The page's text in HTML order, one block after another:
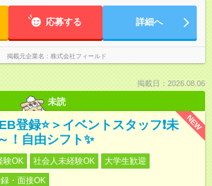
応募する 詳細へ
掲載元企業名 株式会社フィールド
掲載日：2026.08.06
未読
NEW
登録⭐＞イベントスタッフ❗未
！自由シフト✨
験OK 社会人未経験OK
大学生歓迎
・面接OK